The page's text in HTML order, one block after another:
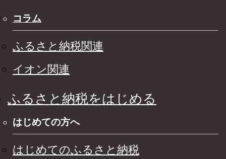
コラム
ふるさと納税関連
イオン関連
ふるさと納税をはじめる
はじめての方へ
はじめてのふるさと納税